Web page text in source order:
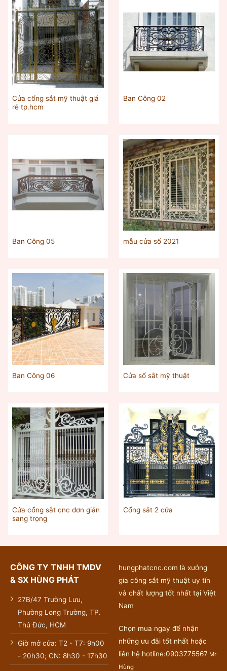
Cửa cổng sắt mỹ thuật giá
rẻ tp.hcm
Ban Công 02
Ban Công 05 mẫu cửa sổ 2021
Ban Công 06 Cửa sổ sắt mỹ thuật
Cửa cổng sắt cnc đơn giản
sang trọng
Cổng sắt 2 cửa
CÔNG TY TNHH TMDV
& SX HÙNG PHÁT
27B/47 Trường Lưu,
Phường Long Trường, TP.
Thủ Đức, HCM
Giờ mở cửa: T2 - T7: 9h00
- 20h30; CN: 8h30 - 17h30
hungphatcnc.com là xưởng
gia công sắt mỹ thuật uy tín
và chất lượng tốt nhất tại Việt
Nam
Chọn mua ngay để nhận
những ưu đãi tốt nhất hoặc
liên hệ hotline:0903775567 Mr
Hùng